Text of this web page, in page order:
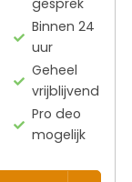
gesprek
Binnen 24
uur
Geheel
vrijblijvend
Pro deo
mogelijk